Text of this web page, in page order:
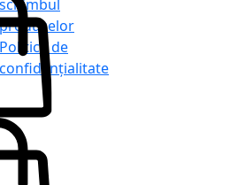
schimbul
produselor
Politica de
confidențialitate